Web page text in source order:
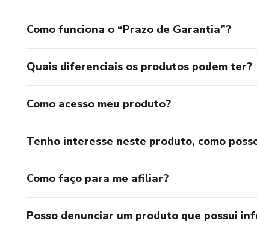
Como funciona o “Prazo de Garantia”?
Quais diferenciais os produtos podem ter?
Como acesso meu produto?
Tenho interesse neste produto, como
Como faço para me afiliar?
Posso denunciar um produto que possui